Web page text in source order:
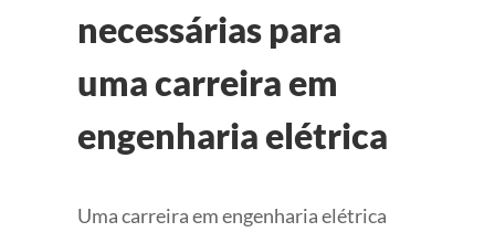
necessárias para
uma carreira em
engenharia elétrica
Uma carreira em engenharia elétrica